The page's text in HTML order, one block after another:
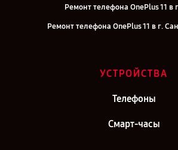
Ремонт телефона OnePlus 11 в
Ремонт телефона OnePlus 11 в г.
УСТРОЙСТВА
Телефоны
Смарт-часы